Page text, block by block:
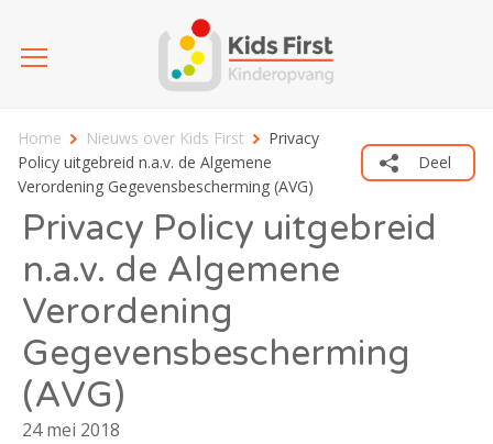
Home Nieuws over Kids First
Privacy
Policy uitgebreid n.a.v. de Algemene
Verordening Gegevensbescherming (AVG)
Deel
Privacy Policy uitgebreid
n.a.v. de Algemene
Verordening
Gegevensbescherming
(AVG)
24 mei 2018